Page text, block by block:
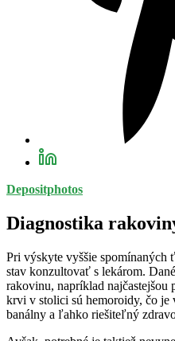
Depositphotos
Diagnostika
Pri výskyte vyššie spomínaných
stav konzultovať s lekárom.
rakovinu, napríklad najčastejšou
krvi v stolici sú hemoroidy, čo je
banálny a ľahko riešiteľný